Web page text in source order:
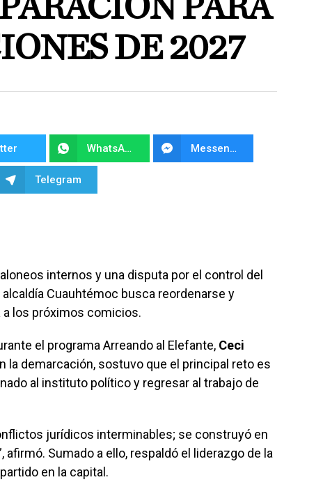
PARA
DE 2027
WhatsApp Messenger
Telegram
internos y una disputa por el control del
alcaldía Cuauhtémoc busca reordenarse y
los próximos comicios.
el programa Arreando al Elefante, Ceci
la demarcación, sostuvo que el principal reto es
al instituto político y regresar al trabajo de
jurídicos interminables; se construyó en
afirmó. Sumado a ello, respaldó el liderazgo de la
en la capital.